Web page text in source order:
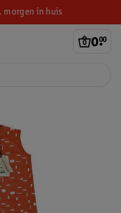
morgen in huis
0.
00